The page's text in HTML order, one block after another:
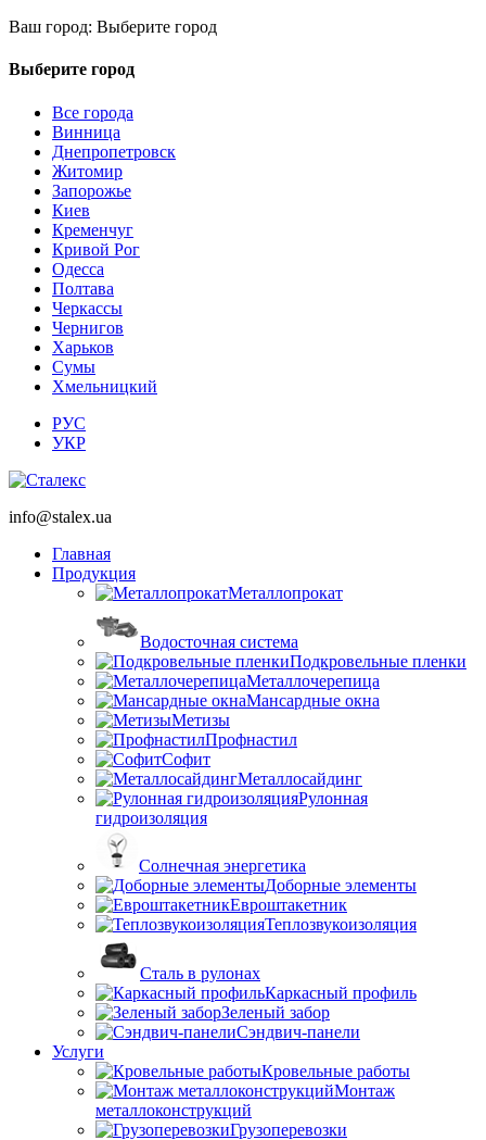
Ваш город: Выберите город
Выберите город
Все города
Винница
Днепропетровск
Житомир
Запорожье
Киев
Кременчуг
Кривой Рог
Одесса
Полтава
Черкассы
Чернигов
Харьков
Сумы
Хмельницкий
РУС
УКР
info@stalex.ua
Главная
Продукция
Металлопрокат
Водосточная система
Подкровельные пленки
Металлочерепица
Мансардные окна
Метизы
Профнастил
Софит
Металлосайдинг
Рулонная
гидроизоляция
Солнечная энергетика
Доборные элементы
Евроштакетник
Теплозвукоизоляция
Сталь в рулонах
Каркасный профиль
Зеленый забор
Сэндвич-панели
Услуги
Кровельные работы
Монтаж
металлоконструкций
Грузоперевозки